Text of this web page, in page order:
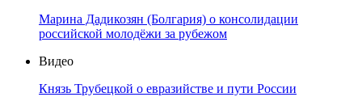
Марина Дадикозян (Болгария) о консолидации
российской молодёжи за рубежом
Видео
Князь Трубецкой о евразийстве и пути России